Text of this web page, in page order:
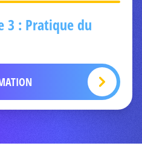
3 : Pratique du